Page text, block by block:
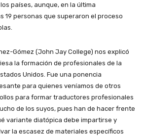
países, aunque, en la última
19 personas que superaron el proceso
Gómez (John Jay College) nos explicó
la formación de profesionales de la
Unidos. Fue una ponencia
para quienes veníamos de otros
para formar traductores profesionales
de los suyos, pues han de hacer frente
variante diatópica debe impartirse y
la escasez de materiales específicos